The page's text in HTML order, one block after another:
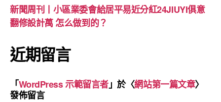
新聞周刊丨小區業委會給居平易近分紅24JIUYI俱意
翻修設計萬 怎么做到的？
近期留言
「WordPress 示範留言者」於〈網站第一篇文章〉
發佈留言